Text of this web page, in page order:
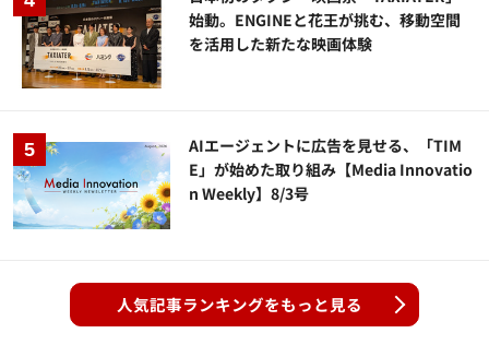
始動。ENGINEと花王が挑む、移動空間
を活用した新たな映画体験
AIエージェントに広告を見せる、「TIM
E」が始めた取り組み【Media Innovatio
n Weekly】8/3号
人気記事ランキングをもっと見る